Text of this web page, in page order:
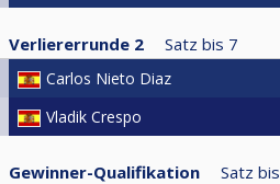
Verliererrunde 2 Satz bis 7
Carlos Nieto Diaz
Vladik Crespo
Gewinner-Qualifikation Satz bis